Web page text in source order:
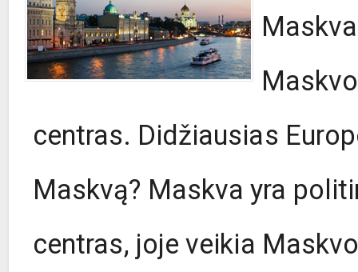
centras. Didžiausias
Maskvą? Maskva yra
centras, joje veikia